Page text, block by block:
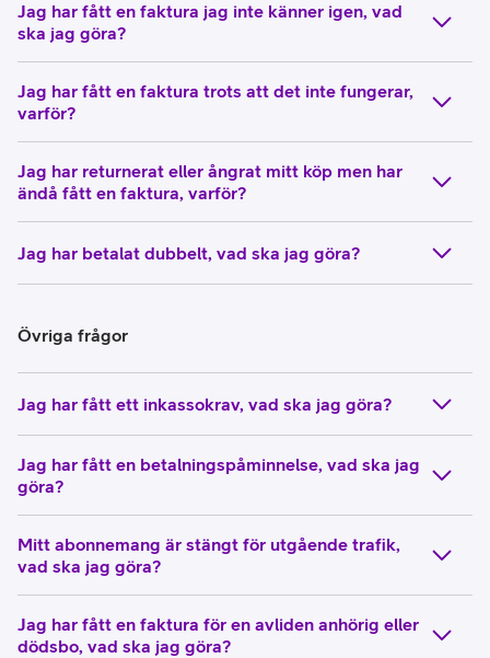
Jag har fått en faktura jag inte känner igen, vad
ska jag göra?
Jag har fått en faktura trots att det inte fungerar,
varför?
Jag har returnerat eller ångrat mitt köp men har
ändå fått en faktura, varför?
Jag har betalat dubbelt, vad ska jag göra?
Övriga frågor
Jag har fått ett inkassokrav, vad ska jag göra?
Jag har fått en betalningspåminnelse, vad ska jag
göra?
Mitt abonnemang är stängt för utgående trafik,
vad ska jag göra?
Jag har fått en faktura för en avliden anhörig eller
dödsbo, vad ska jag göra?